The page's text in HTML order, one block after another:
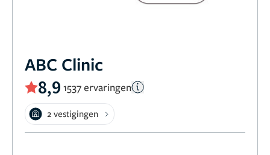
ABC Clinic
8,9 1537 ervaringen
2 vestigingen